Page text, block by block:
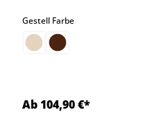
Gestell Farbeauswählen
Ab 104,90 €*